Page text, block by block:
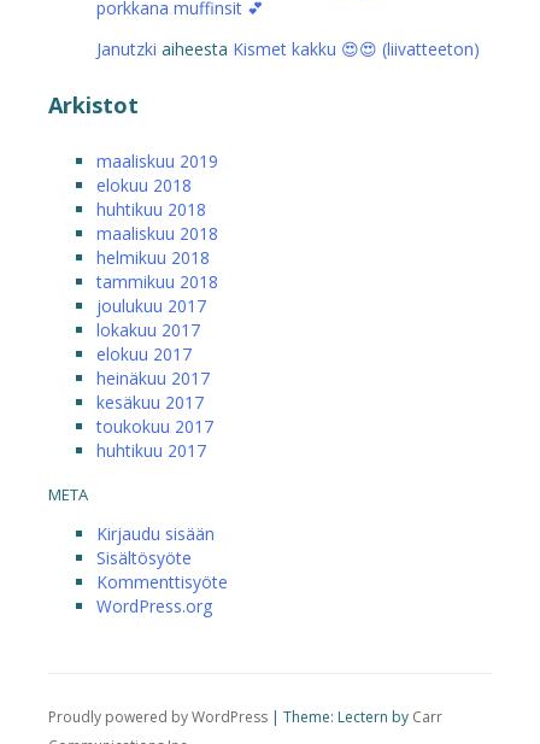
porkkana muffinsit 💕
Janutzki aiheesta Kismet kakku 😍😍 (liivatteeton)
Arkistot
maaliskuu 2019
elokuu 2018
huhtikuu 2018
maaliskuu 2018
helmikuu 2018
tammikuu 2018
joulukuu 2017
lokakuu 2017
elokuu 2017
heinäkuu 2017
kesäkuu 2017
toukokuu 2017
huhtikuu 2017
META
Kirjaudu sisään
Sisältösyöte
Kommenttisyöte
WordPress.org
Proudly powered by WordPress | Theme: Lectern by Carr